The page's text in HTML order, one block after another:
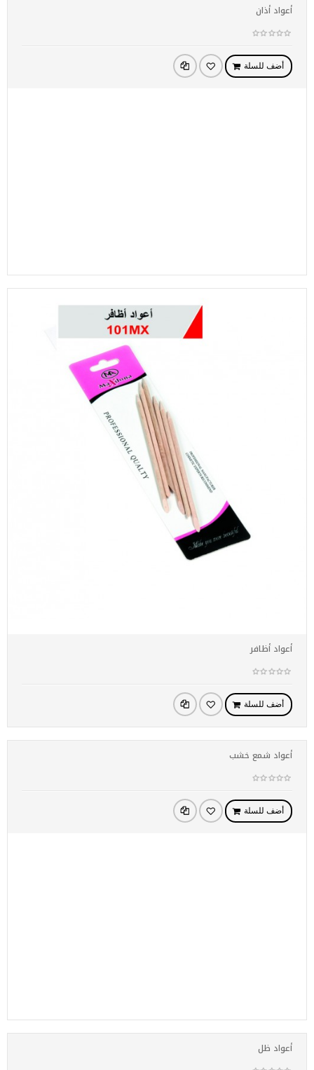
أعواد أذان
أضف للسلة
أعواد أظافر
أضف للسلة
أعواد شمع خشب
أضف للسلة
أعواد ظل